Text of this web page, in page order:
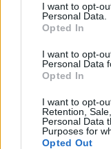
I want to opt-
Personal Data.
Opted In
I want to opt-
Personal Data
Opted In
I want to opt-
Retention,
Personal Data
Purposes for
Opted Out
E T I
L
O contrário de
R Ó X
Diodo emissor de
E
D